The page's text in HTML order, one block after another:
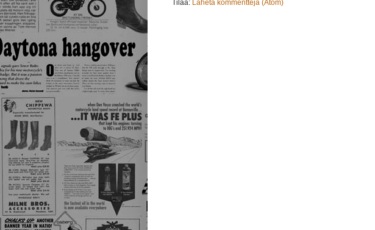
Tilaa: Lähetä kommentteja (Atom)